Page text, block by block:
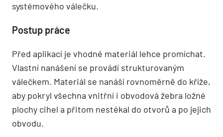
systémového válečku.
Postup práce
Před aplikací je vhodné materiál lehce promíchat.
Vlastní nanášení se provádí strukturovaným
válečkem. Materiál se nanáší rovnoměrně do kříže,
aby ­pokryl všechna vnitřní i obvodová žebra ložné
plochy cihel a přitom nestékal do otvorů a po jejich
obvodu.